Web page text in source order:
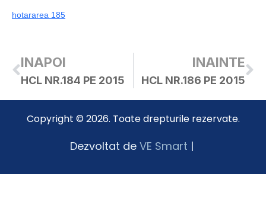
hotararea 185
INAPOI
HCL NR.184 PE 2015
INAINTE
HCL NR.186 PE 2015
Copyright © 2026. Toate drepturile rezervate.
Dezvoltat de VE Smart |